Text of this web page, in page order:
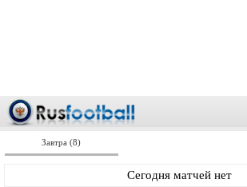
Завтра (8)
Сегодня матчей нет